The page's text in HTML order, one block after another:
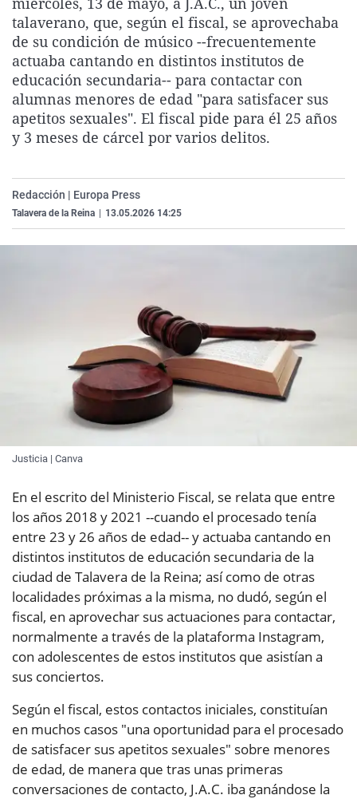
La rosa de los vientos
Gente viajera
Como el perro y el
Caso
Retornados
Equipo de
Operación Viuda
Extremadura
Galicia
La Rioja
Navarra
País Vasco
Virales
Televisión
Elecciones
talaverano, que, según el fiscal, se aprovechaba
de su condición de músico --frecuentemente
actuaba cantando en distintos institutos de
educación secundaria-- para contactar con
alumnas menores de edad "para satisfacer sus
apetitos sexuales". El fiscal pide para él 25 años
y 3 meses de cárcel por varios delitos.
Redacción | Europa Press
Talavera de la Reina 13.05.2026 14:25
Justicia | Canva
En el escrito del Ministerio Fiscal, se relata que entre
los años 2018 y 2021 --cuando el procesado tenía
entre 23 y 26 años de edad-- y actuaba cantando en
distintos institutos de educación secundaria de la
ciudad de Talavera de la Reina; así como de otras
localidades próximas a la misma, no dudó, según el
fiscal, en aprovechar sus actuaciones para contactar,
normalmente a través de la plataforma Instagram,
con adolescentes de estos institutos que asistían a
sus conciertos.
Según el fiscal, estos contactos iniciales, constituían
en muchos casos "una oportunidad para el procesado
de satisfacer sus apetitos sexuales" sobre menores
de edad, de manera que tras unas primeras
conversaciones de contacto, J.A.C. iba ganándose la